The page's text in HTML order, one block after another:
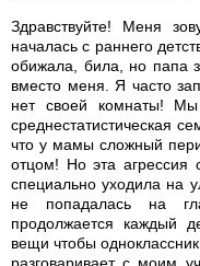
Здравствуйте! Меня
началась с раннего
обижала, била, но папа
вместо меня. Я часто
нет своей комнаты!
среднестатистическая
что у мамы сложный
отцом! Но эта агрессия
специально уходила на
не попадалась на
продолжается каждый
вещи чтобы
разговаривает с моим